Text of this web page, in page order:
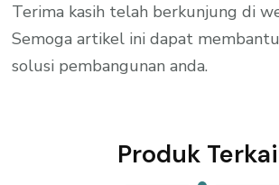
Terima kasih telah berkunjung di
Semoga artikel ini dapat
solusi pembangunan anda.
Produk